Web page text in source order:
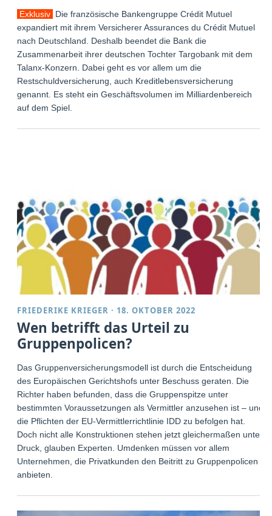
Exklusiv Die französische Bankengruppe Crédit Mutuel
expandiert mit ihrem Versicherer Assurances du Crédit Mutuel
nach Deutschland. Deshalb beendet die Bank die
Zusammenarbeit ihrer deutschen Tochter Targobank mit dem
Talanx-Konzern. Dabei geht es vor allem um die
Restschuldversicherung, auch Kreditlebensversicherung
genannt. Es steht ein Geschäftsvolumen im Milliardenbereich
auf dem Spiel.
FRIEDERIKE KRIEGER · 18. OKTOBER 2022
Wen betrifft das Urteil zu
Gruppenpolicen?
Das Gruppenversicherungsmodell ist durch die Entscheidung
des Europäischen Gerichtshofs unter Beschuss geraten. Die
Richter haben befunden, dass die Gruppenspitze unter
bestimmten Voraussetzungen als Vermittler anzusehen ist – und
die Pflichten der EU-Vermittlerrichtlinie IDD zu befolgen hat.
Doch nicht alle Konstruktionen stehen jetzt gleichermaßen unter
Druck, glauben Experten. Umdenken müssen vor allem
Unternehmen, die Privatkunden den Beitritt zu Gruppenpolicen
anbieten.